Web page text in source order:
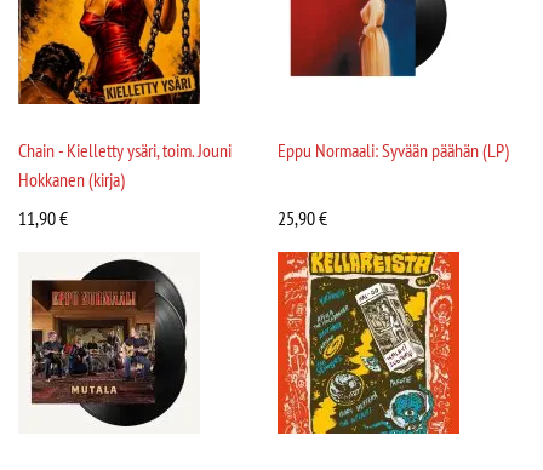
Chain - Kielletty ysäri, toim. Jouni
Hokkanen (kirja)
11,90€
Eppu Normaali: Syvään päähän (LP)
25,90€